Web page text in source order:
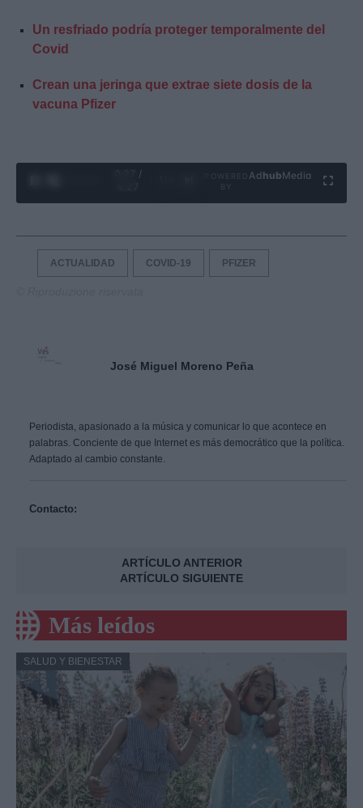
Un resfriado podría proteger temporalmente del
Covid
Crean una jeringa que extrae siete dosis de la
vacuna Pfizer
0:28 /
Ad hubMedia
ACTUALIDAD COVID-19 PFIZER
José Miguel Moreno Peña
Periodista, apasionado a la música y comunicar lo que acontece en
palabras. Conciente de que Internet es más democrático que la política.
Adaptado al cambio constante.
Contacto:
ARTÍCULO ANTERIOR
ARTÍCULO SIGUIENTE
Más leídos
SALUD Y BIENESTAR